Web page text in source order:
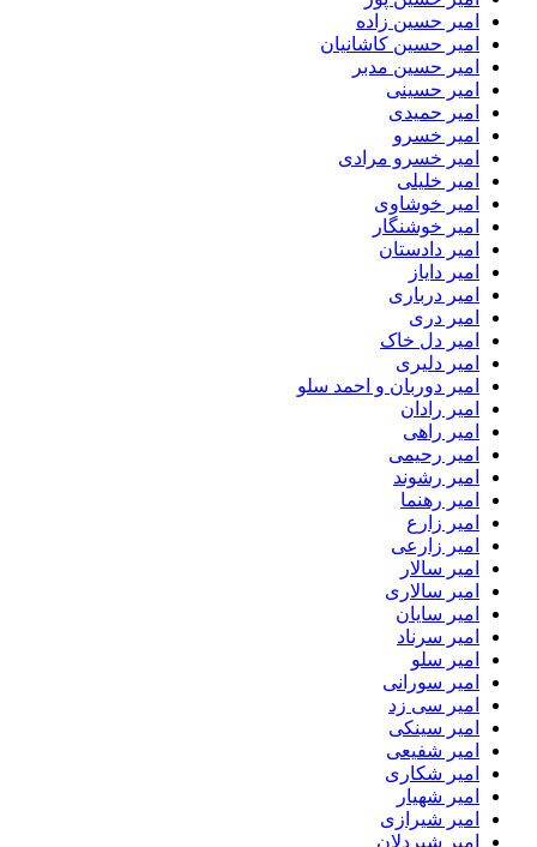
امیر حسین زاده
امیر حسین کاشانیان
امیر حسین مدبر
امیر حسینی
امیر حمیدی
امیر خسرو
امیر خسرو مرادی
امیر خلیلی
امیر خوشاوی
امیر خوشنگار
امیر دادستان
امیر دایاز
امیر درباری
امیر دری
امیر دل خاک
امیر دلیری
امیر دوربان و احمد سلو
امیر رادان
امیر راهی
امیر رحیمی
امیر رشوند
امیر رهنما
امیر زارع
امیر زارعی
امیر سالار
امیر سالاری
امیر سایان
امیر سرناد
امیر سلو
امیر سورانی
امیر سی زد
امیر سینکی
امیر شفیعی
امیر شکاری
امیر شهیار
امیر شیرازی
امیر شیردلان